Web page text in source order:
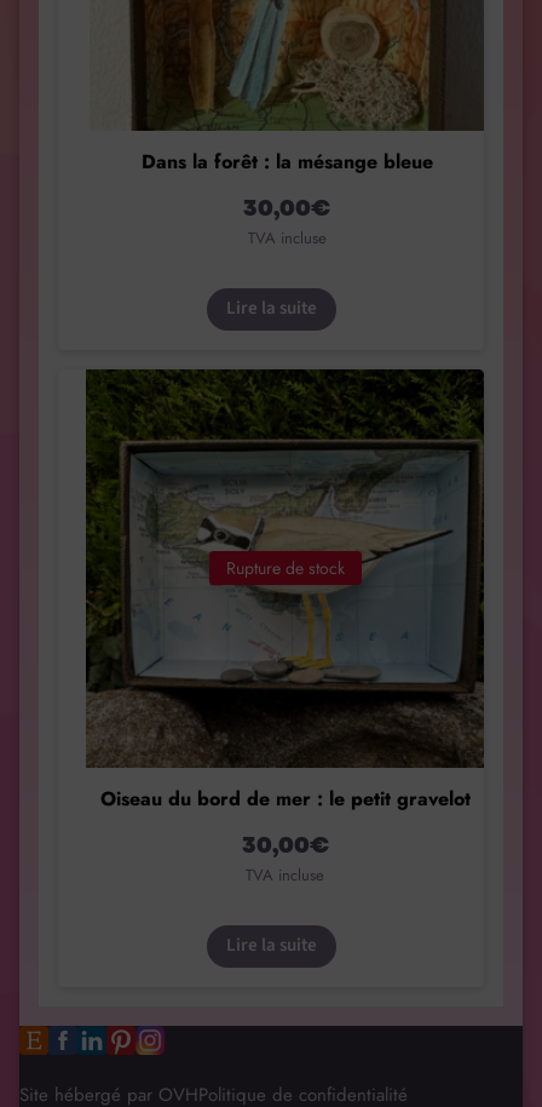
Dans la forêt : la mésange bleue
30,00€
TVA incluse
Lire la suite
Oiseau du bord de mer : le petit gravelot
30,00€
TVA incluse
Rupture de stock
Lire la suite
Site hébergé par OVHPolitique de confidentialité